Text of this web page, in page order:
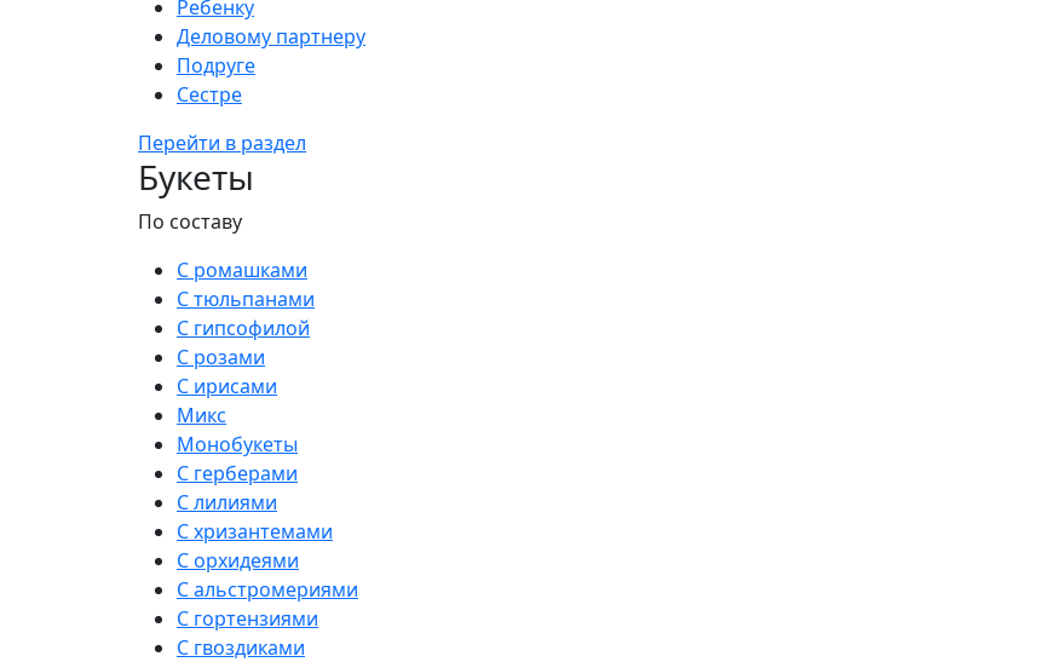
Ребенку
Деловому партнеру
Подруге
Сестре
Перейти в раздел
Букеты
По составу
С ромашками
С тюльпанами
С гипсофилой
С розами
С ирисами
Микс
Монобукеты
С герберами
С лилиями
С хризантемами
С орхидеями
С альстромериями
С гортензиями
С гвоздиками